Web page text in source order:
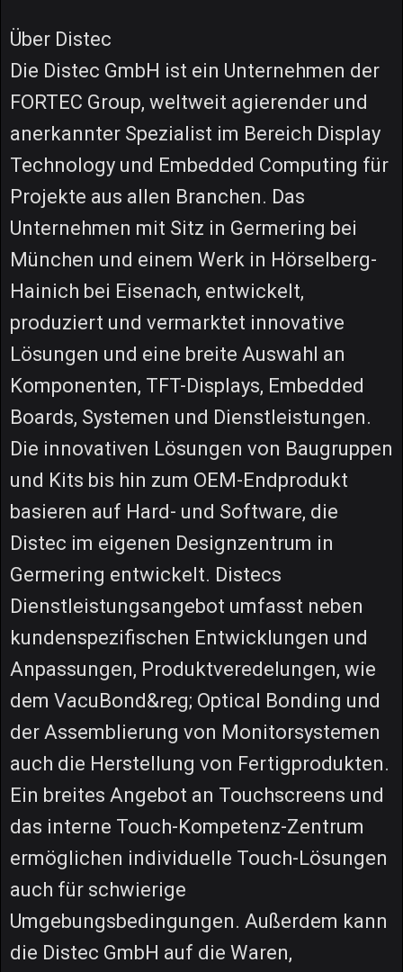
Über Distec
Die Distec GmbH ist ein Unternehmen der
FORTEC Group, weltweit agierender und
anerkannter Spezialist im Bereich Display
Technology und Embedded Computing für
Projekte aus allen Branchen. Das
Unternehmen mit Sitz in Germering bei
München und einem Werk in Hörselberg-
Hainich bei Eisenach, entwickelt,
produziert und vermarktet innovative
Lösungen und eine breite Auswahl an
Komponenten, TFT-Displays, Embedded
Boards, Systemen und Dienstleistungen.
Die innovativen Lösungen von Baugruppen
und Kits bis hin zum OEM-Endprodukt
basieren auf Hard- und Software, die
Distec im eigenen Designzentrum in
Germering entwickelt. Distecs
Dienstleistungsangebot umfasst neben
kundenspezifischen Entwicklungen und
Anpassungen, Produktveredelungen, wie
dem VacuBond&reg; Optical Bonding und
der Assemblierung von Monitorsystemen
auch die Herstellung von Fertigprodukten.
Ein breites Angebot an Touchscreens und
das interne Touch-Kompetenz-Zentrum
ermöglichen individuelle Touch-Lösungen
auch für schwierige
Umgebungsbedingungen. Außerdem kann
die Distec GmbH auf die Waren,